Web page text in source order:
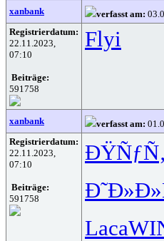
xanbank verfasst am:
Registrierdatum:
22.11.2023,
07:10
Beiträge:
591758
Flyi
xanbank verfasst am:
Registrierdatum:
22.11.2023,
07:10
Beiträge:
591758
Laca